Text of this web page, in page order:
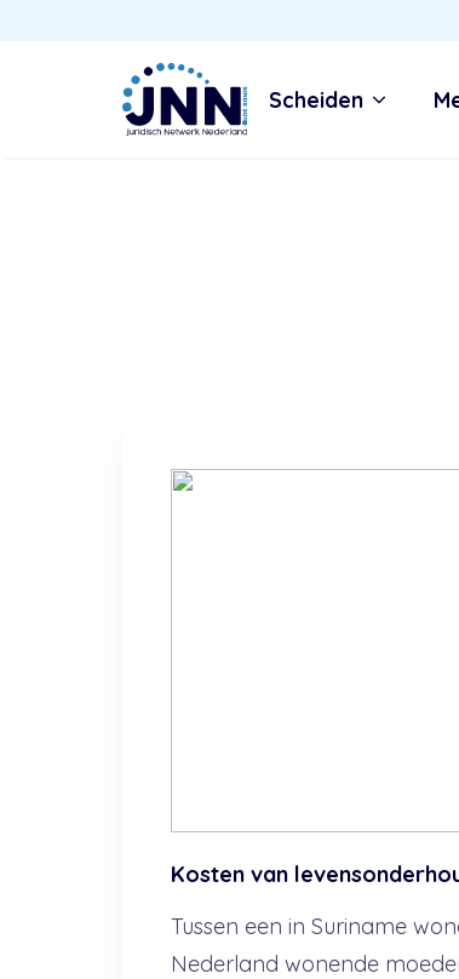
Scheiden
Kosten van
Tussen een in Suriname
Nederland wonende